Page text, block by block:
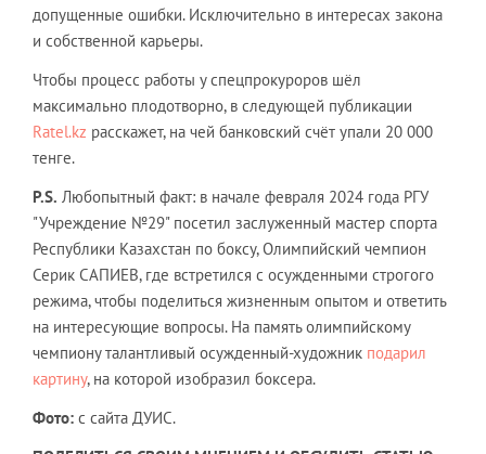
допущенные ошибки. Исключительно в интересах закона
и собственной карьеры.
Чтобы процесс работы у спецпрокуроров шёл
максимально плодотворно, в следующей публикации
Ratel.kz расскажет, на чей банковский счёт упали 20 000
тенге.
P.S. Любопытный факт: в начале февраля 2024 года РГУ
"Учреждение №29" посетил заслуженный мастер спорта
Республики Казахстан по боксу, Олимпийский чемпион
Серик САПИЕВ, где встретился с осужденными строгого
режима, чтобы поделиться жизненным опытом и ответить
на интересующие вопросы. На память олимпийскому
чемпиону талантливый осужденный-художник подарил
картину, на которой изобразил боксера.
Фото: с сайта ДУИС.